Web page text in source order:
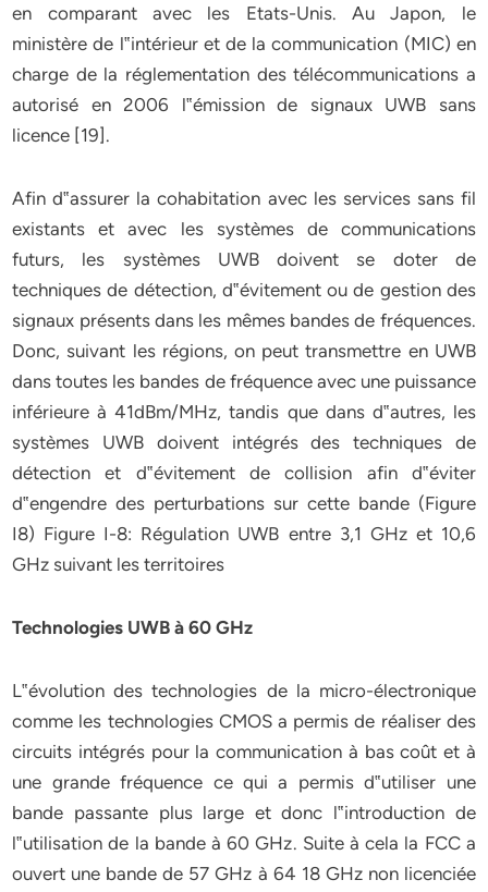
en comparant avec les Etats-Unis. Au Japon, le
ministère de l‟intérieur et de la communication (MIC) en
charge de la réglementation des télécommunications a
autorisé en 2006 l‟émission de signaux UWB sans
licence [19].
Afin d‟assurer la cohabitation avec les services sans fil
existants et avec les systèmes de communications
futurs, les systèmes UWB doivent se doter de
techniques de détection, d‟évitement ou de gestion des
signaux présents dans les mêmes bandes de fréquences.
Donc, suivant les régions, on peut transmettre en UWB
dans toutes les bandes de fréquence avec une puissance
inférieure à 41dBm/MHz, tandis que dans d‟autres, les
systèmes UWB doivent intégrés des techniques de
détection et d‟évitement de collision afin d‟éviter
d‟engendre des perturbations sur cette bande (Figure
I8) Figure I-8: Régulation UWB entre 3,1 GHz et 10,6
GHz suivant les territoires
Technologies UWB à 60 GHz
L‟évolution des technologies de la micro-électronique
comme les technologies CMOS a permis de réaliser des
circuits intégrés pour la communication à bas coût et à
une grande fréquence ce qui a permis d‟utiliser une
bande passante plus large et donc l‟introduction de
l‟utilisation de la bande à 60 GHz. Suite à cela la FCC a
ouvert une bande de 57 GHz à 64 18 GHz non licenciée